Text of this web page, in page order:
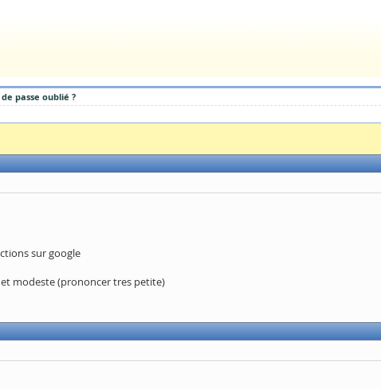
passe oublié ?
sur google
modeste (prononcer tres petite)